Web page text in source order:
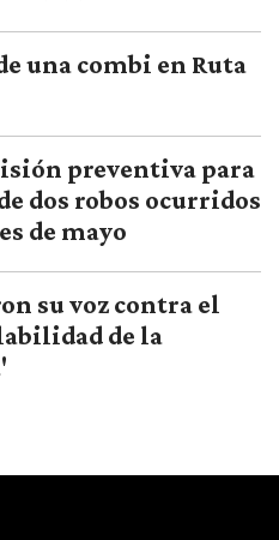
una combi en Ruta
preventiva para
dos robos ocurridos
de mayo
su voz contra el
de la